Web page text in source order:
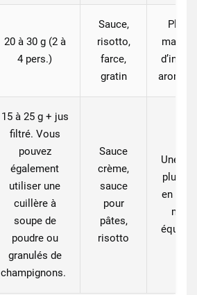
20 à 30 g(2 à
4 pers.)
Sauce,
risotto,
farce,
gratin
Plus
15 à 25 g+ jus
filtré. Vous
pouvez
également
utiliser une
cuillère à
soupe de
poudre ou
granulés de
champignons.
Sauce
crème,
sauce
pour
pâtes,
risotto
Une
plus
en